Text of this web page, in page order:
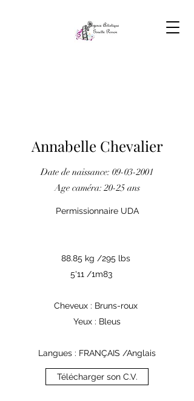
Annabelle Chevalier
Date de naissance: 09-03-2001
Age caméra: 20-25 ans
Permissionnaire UDA
88.85 kg /295 lbs
5'11 /1m83
Cheveux : Bruns-roux
Yeux : Bleus
Langues : FRANÇAIS /Anglais
Télécharger son C.V.